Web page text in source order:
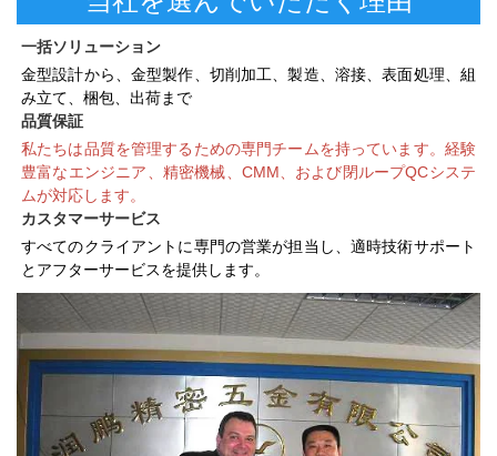
一括ソリューション
金型設計から、金型製作、切削加工、製造、溶接、表面処理、組
み立て、梱包、出荷まで
品質保証
私たちは品質を管理するための専門チームを持っています。経験
豊富なエンジニア、精密機械、CMM、および閉ループQCシステ
ムが対応します。
カスタマーサービス
すべてのクライアントに専門の営業が担当し、適時技術サポート
とアフターサービスを提供します。